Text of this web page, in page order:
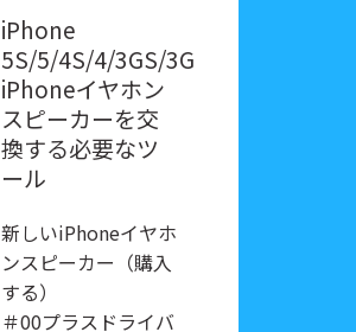
iPhone
5S/5/4S/4/3GS/3G
iPhoneイヤホン
スピーカーを交
換する必要なツ
ール
新しいiPhoneイヤホ
ンスピーカー（購入
する）
＃00プラスドライバ